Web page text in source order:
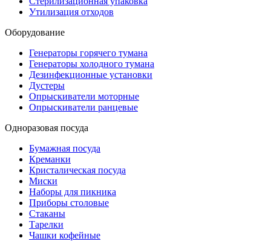
Утилизация отходов
Оборудование
Генераторы горячего тумана
Генераторы холодного тумана
Дезинфекционные установки
Дустеры
Опрыскиватели моторные
Опрыскиватели ранцевые
Одноразовая посуда
Бумажная посуда
Креманки
Кристалическая посуда
Миски
Наборы для пикника
Приборы столовые
Стаканы
Тарелки
Чашки кофейные